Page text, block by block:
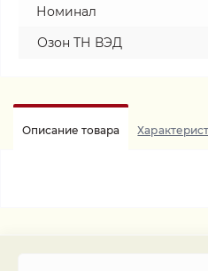
Номинал
Озон ТН ВЭД
Описание товара